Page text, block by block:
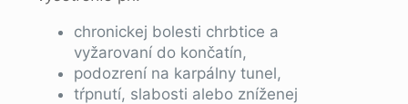
chronickej bolesti chrbtice a
vyžarovaní do končatín,
podozrení na karpálny tunel,
tŕpnutí, slabosti alebo zníženej